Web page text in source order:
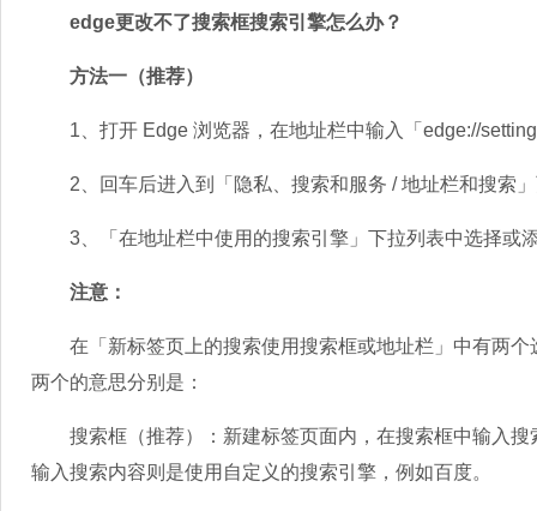
edge更改不了搜索框搜索引擎怎么办？
方法一（推荐）
1、打开 Edge 浏览器，在地址栏中输入「edge://
2、回车后进入到「隐私、搜索和服务 / 地址栏和搜索
3、「在地址栏中使用的搜索引擎」下拉列表中选择或
注意：
在「新标签页上的搜索使用搜索框或地址栏」中有两个
两个的意思分别是：
搜索框（推荐）：新建标签页面内，在搜索框中输入搜
输入搜索内容则是使用自定义的搜索引擎，例如百度。